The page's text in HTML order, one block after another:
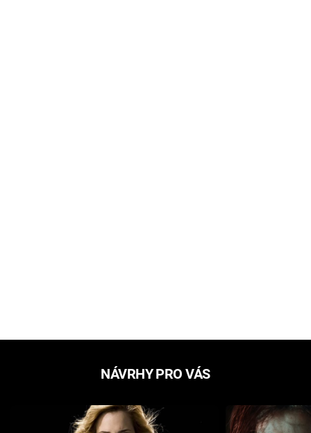
NÁVRHY PRO VÁS